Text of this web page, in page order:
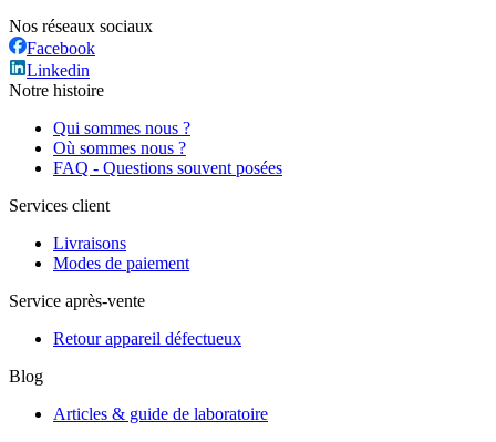
Nos réseaux sociaux
Facebook
Linkedin
Notre histoire
Qui sommes nous ?
Où sommes nous ?
FAQ - Questions souvent posées
Services client
Livraisons
Modes de paiement
Service après-vente
Retour appareil défectueux
Blog
Articles & guide de laboratoire